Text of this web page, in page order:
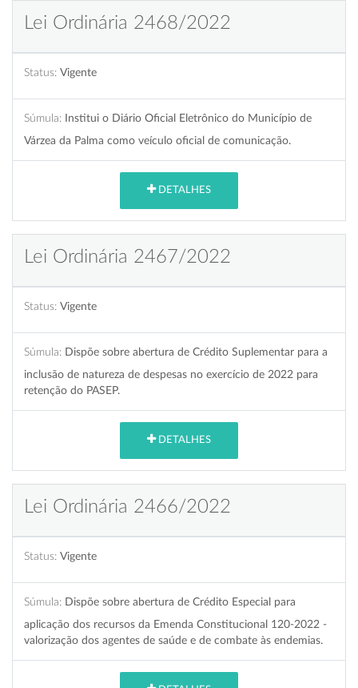
Lei Ordinária 2468/2022
Status: Vigente
Súmula: Institui o Diário Oficial Eletrônico do Município de
Várzea da Palma como veículo oficial de comunicação.
DETALHES
Lei Ordinária 2467/2022
Status: Vigente
Súmula: Dispõe sobre abertura de Crédito Suplementar para a
inclusão de natureza de despesas no exercício de 2022 para
retenção do PASEP.
DETALHES
Lei Ordinária 2466/2022
Status: Vigente
Súmula: Dispõe sobre abertura de Crédito Especial para
aplicação dos recursos da Emenda Constitucional 120-2022 -
valorização dos agentes de saúde e de combate às endemias.